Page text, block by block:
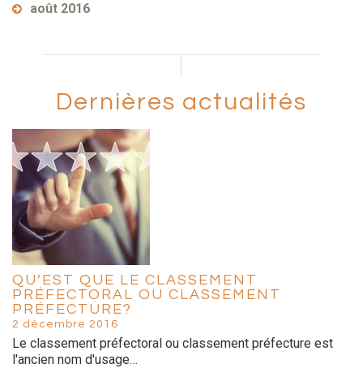
août 2016
Dernières actualités
QU’EST QUE LE CLASSEMENT
PRÉFECTORAL OU CLASSEMENT
PRÉFECTURE?
2 décembre 2016
Le classement préfectoral ou classement préfecture est
l'ancien nom d'usage…